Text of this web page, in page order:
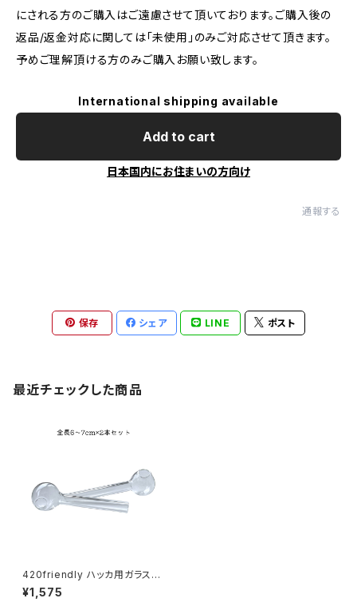
にされる方のご購入はご遠慮させて頂いております。ご購入後の
返品/返金対応に関しては「未使用」のみご対応させて頂きます。
予めご理解頂ける方のみご購入お願い致します。
International shipping available
Add to cart
日本国内にお住まいの方向け
通報する
保存 シェア LINE ポスト
最近チェックした商品
420friendly ハッカ用ガラスパ
イプ ミニサイズ 6〜7cm(2本セ
ット)
¥1,575